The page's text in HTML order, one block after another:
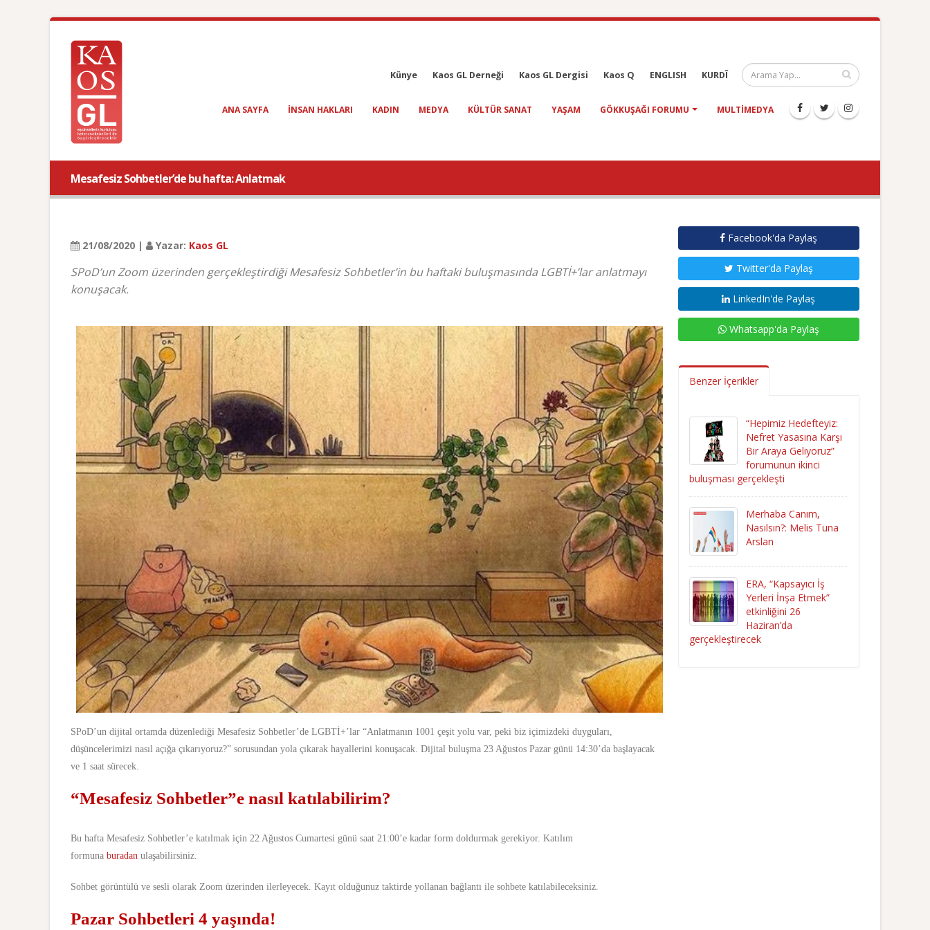
Künye Kaos GL Derneği Kaos GL Dergisi Kaos Q ENGLISH KURDÎ
ANA SAYFA INSAN HAKLARI KADIN MEDYA KÜLTÜR SANAT YAŞAM GÖKKUŞAĞI FORUMU MULTIMEDYA
Mesafesiz Sohbetler’de bu hafta: Anlatmak
21/08/2020 | Yazar: Kaos GL
SPoD’un Zoom üzerinden gerçekleştirdiği Mesafesiz Sohbetler’in bu haftaki buluşmasında LGBTİ+’lar anlatmayı
konuşacak.
SPoD’un dijital ortamda düzenlediği Mesafesiz Sohbetler’de LGBTİ+’lar “Anlatmanın 1001 çeşit yolu var, peki biz içimizdeki duyguları,
düşüncelerimizi nasıl açığa çıkarıyoruz?” sorusundan yola çıkarak hayallerini konuşacak. Dijital buluşma 23 Ağustos Pazar günü 14:30’da başlayacak
ve 1 saat sürecek.
“Mesafesiz Sohbetler”e nasıl katılabilirim?
Bu hafta Mesafesiz Sohbetler’e katılmak için 22 Ağustos Cumartesi günü saat 21:00’e kadar form doldurmak gerekiyor. Katılım
formuna buradan ulaşabilirsiniz.
Sohbet görüntülü ve sesli olarak Zoom üzerinden ilerleyecek. Kayıt olduğunuz taktirde yollanan bağlantı ile sohbete katılabileceksiniz.
Pazar Sohbetleri 4 yaşında!
Facebook'da Paylaş
Twitter'da Paylaş
LinkedIn'de Paylaş
Whatsapp'da Paylaş
Benzer İçerikler
“Hepimiz Hedefteyiz:
Nefret Yasasına Karşı
Bir Araya Geliyoruz”
forumunun ikinci
buluşması gerçekleşti
Merhaba Canım,
Nasılsın?: Melis Tuna
Arslan
ERA, “Kapsayıcı İş
Yerleri İnşa Etmek”
etkinliğini 26
Haziran’da
gerçekleştirecek